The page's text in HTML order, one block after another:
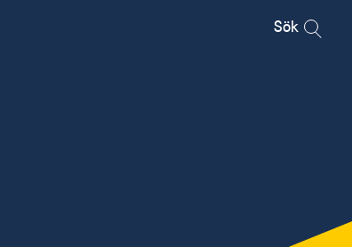
Sök